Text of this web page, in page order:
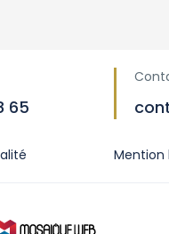
65
Mention